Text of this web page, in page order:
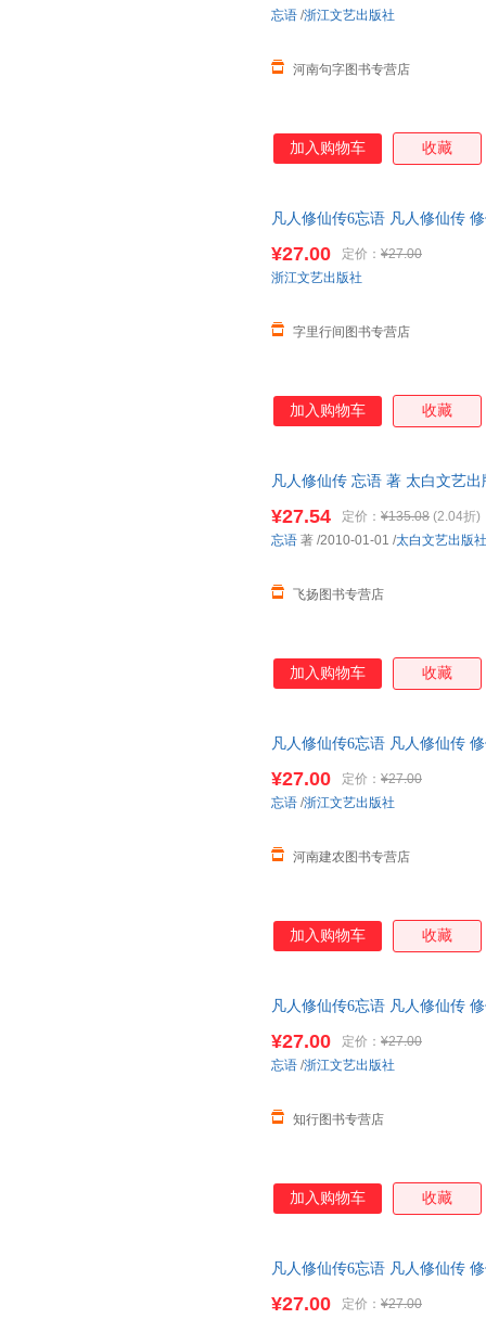
河南句字图书专营店
忘语 /浙江文艺出版社
加入购物车 收藏
凡人修仙传6忘语 凡人修仙传
¥27.00 定价： ¥27.00
字里行间图书专营店
浙江文艺出版社
加入购物车 收藏
凡人修仙传 忘语 著 太白文艺
¥27.54 定价： ¥135.08 (2.04折)
飞扬图书专营店
忘语 著 /2010-01-01 /太白文艺出版社
加入购物车 收藏
凡人修仙传6忘语 凡人修仙传
¥27.00 定价： ¥27.00
河南建农图书专营店
忘语 /浙江文艺出版社
加入购物车 收藏
凡人修仙传6忘语 凡人修仙传
¥27.00 定价： ¥27.00
知行图书专营店
忘语 /浙江文艺出版社
加入购物车 收藏
凡人修仙传6忘语 凡人修仙传
¥27.00 定价： ¥27.00